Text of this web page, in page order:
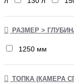
РАЗМЕР >
1250 мм
ТОПКА (КАМЕРА